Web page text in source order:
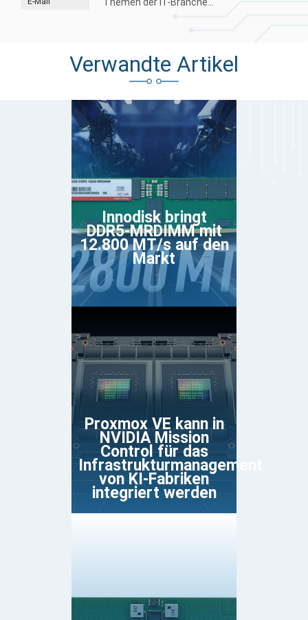
Verwandte Artikel
Innodisk bringt
DDR5-MRDIMM mit
12.800 MT/s auf den
Markt
Proxmox VE kann in
NVIDIA Mission
Control für das
Infrastrukturmanagement
von KI-Fabriken
integriert werden